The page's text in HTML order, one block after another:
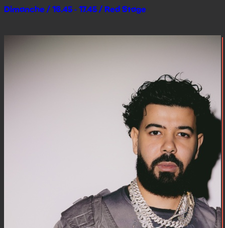
Dimanche / 16.45 - 17.45 / Red Stage